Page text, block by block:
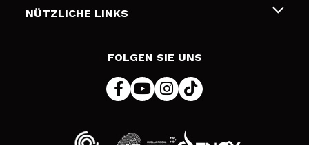
Zahlung
Bedingungen und Datenschutz
NÜTZLICHE LINKS
FOLGEN SIE UNS